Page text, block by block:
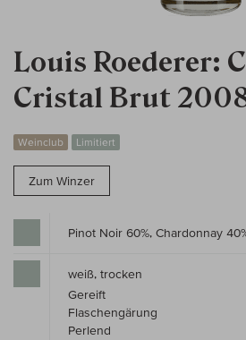
Louis Roederer:
Cristal Brut
Weinclub Limitiert
Zum Winzer
Pinot Noir 60%, Chardonnay
weiß, trocken
Gereift
Flaschengärung
Perlend